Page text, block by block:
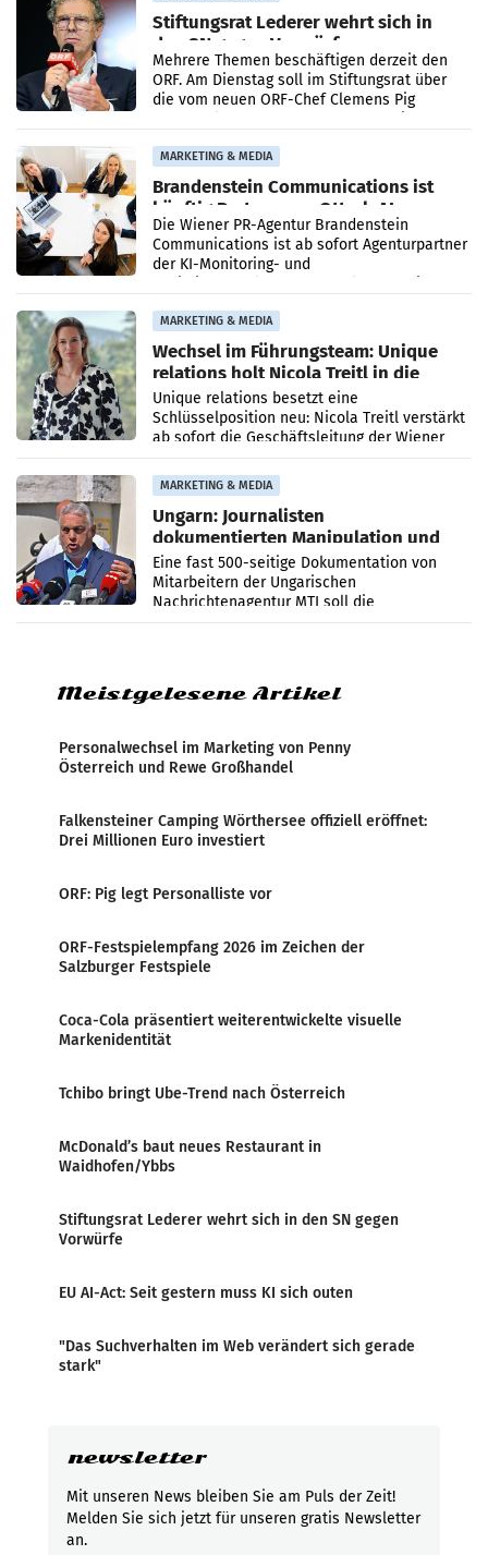
Stiftungsrat Lederer wehrt sich in
den SN gegen Vorwürfe
Mehrere Themen beschäftigen derzeit den
ORF. Am Dienstag soll im Stiftungsrat über
die vom neuen ORF-Chef Clemens Pig
MARKETING & MEDIA
Brandenstein Communications ist
künftig Partner von OtterlyAI
Die Wiener PR-Agentur Brandenstein
Communications ist ab sofort Agenturpartner
der KI-Monitoring- und
MARKETING & MEDIA
Wechsel im Führungsteam: Unique
relations holt Nicola Treitl in die
Geschäftsleitung
Unique relations besetzt eine
Schlüsselposition neu: Nicola Treitl verstärkt
ab sofort die Geschäftsleitung der Wiener
PR-Agentur an der Seite von Josef Kalina und
Anna Kalina-Mahr.
MARKETING & MEDIA
Ungarn: Journalisten
dokumentierten Manipulation und
Zensur
Eine fast 500-seitige Dokumentation von
Mitarbeitern der Ungarischen
Nachrichtenagentur MTI soll die
systematische Nachrichten-Manipulation und
Meistgelesene Artikel
Personalwechsel im Marketing von Penny
Österreich und Rewe Großhandel
Falkensteiner Camping Wörthersee offiziell eröffnet:
Drei Millionen Euro investiert
ORF: Pig legt Personalliste vor
ORF-Festspielempfang 2026 im Zeichen der
Salzburger Festspiele
Coca-Cola präsentiert weiterentwickelte visuelle
Markenidentität
Tchibo bringt Ube-Trend nach Österreich
McDonald’s baut neues Restaurant in
Waidhofen/Ybbs
Stiftungsrat Lederer wehrt sich in den SN gegen
Vorwürfe
EU AI-Act: Seit gestern muss KI sich outen
"Das Suchverhalten im Web verändert sich gerade
stark"
newsletter
Mit unseren News bleiben Sie am Puls der Zeit!
Melden Sie sich jetzt für unseren gratis Newsletter
an.